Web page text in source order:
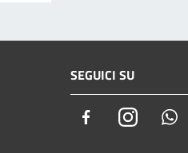
SEGUICI SU
FacebookInstagram